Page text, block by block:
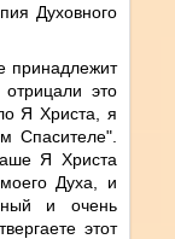
Духовного
принадлежит
это
Я Христа, я
Спасителе".
Я Христа
Духа, и
и очень
этот